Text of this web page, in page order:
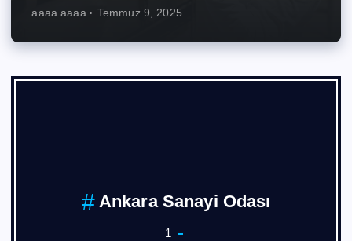
aaaa aaaa Temmuz 9, 2025
Ankara Sanayi Odası
1